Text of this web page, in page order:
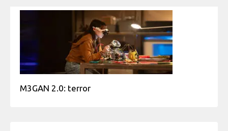
M3GAN 2.0: terror